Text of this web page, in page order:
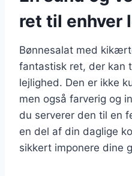
ret til enhver
Bønnesalat med
fantastisk ret, der kan
lejlighed. Den er ikke
men også farverig og
du serverer den til en
en del af din daglige
sikkert imponere dine